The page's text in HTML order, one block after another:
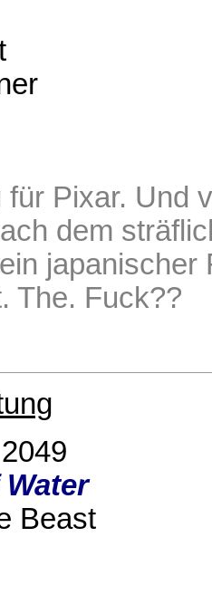
Pixar. Und
dem
The. Fuck??
Beast